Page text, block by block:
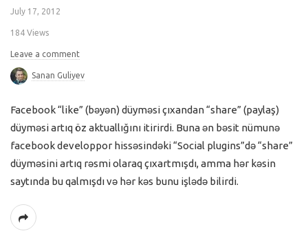
July 17, 2012
184 Views
Leave a comment
Sanan Guliyev
Facebook “like” (bəyən) düyməsi çıxandan “share” (paylaş)
düyməsi artıq öz aktuallığını itirirdi. Buna ən bəsit nümunə
facebook developpor hissəsindəki “Social plugins”də “share”
düyməsini artıq rəsmi olaraq çıxartmışdı, amma hər kəsin
saytında bu qalmışdı və hər kəs bunu işlədə bilirdi.